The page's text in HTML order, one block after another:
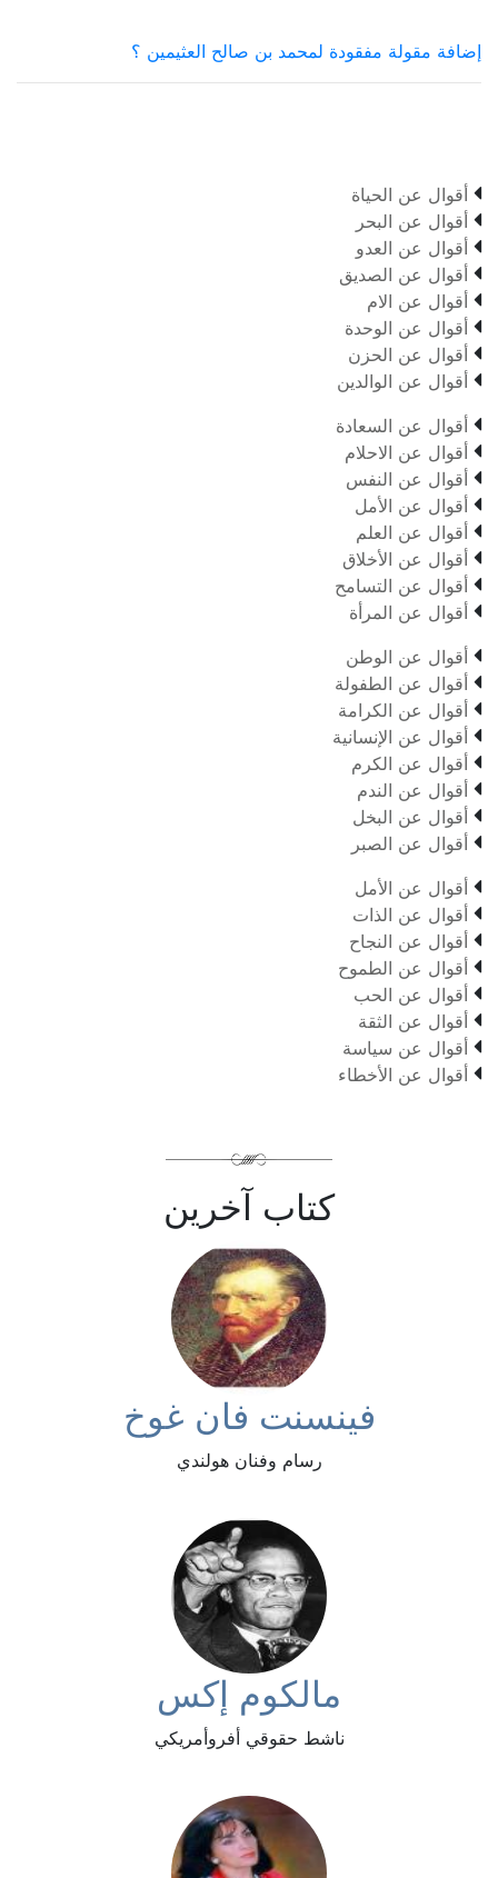
إضافة مقولة مفقودة لمحمد بن صالح العثيمين ؟
 أقوال عن الحياة
 أقوال عن البحر
 أقوال عن العدو
 أقوال عن الصديق
 أقوال عن الام
 أقوال عن الوحدة
 أقوال عن الحزن
 أقوال عن الوالدين
 أقوال عن السعادة
 أقوال عن الاحلام
 أقوال عن النفس
 أقوال عن الأمل
 أقوال عن العلم
 أقوال عن الأخلاق
 أقوال عن التسامح
 أقوال عن المرأة
 أقوال عن الوطن
 أقوال عن الطفولة
 أقوال عن الكرامة
 أقوال عن الإنسانية
 أقوال عن الكرم
 أقوال عن الندم
 أقوال عن البخل
 أقوال عن الصبر
 أقوال عن الأمل
 أقوال عن الذات
 أقوال عن النجاح
 أقوال عن الطموح
 أقوال عن الحب
 أقوال عن الثقة
 أقوال عن سياسة
 أقوال عن الأخطاء
كتاب آخرين
فينسنت فان غوخ
رسام وفنان هولندي
مالكوم إكس
ناشط حقوقي أفروأمريكي